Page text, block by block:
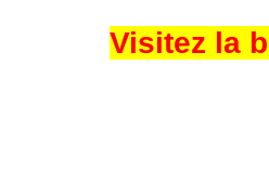
Visitez la